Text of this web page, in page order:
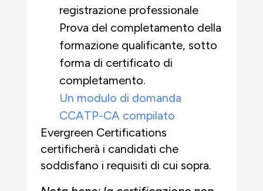
registrazione professionale
Prova del completamento della
formazione qualificante, sotto
forma di certificato di
completamento.
Un modulo di domanda
CCATP-CA compilato
Evergreen Certifications
certificherà i candidati che
soddisfano i requisiti di cui sopra.